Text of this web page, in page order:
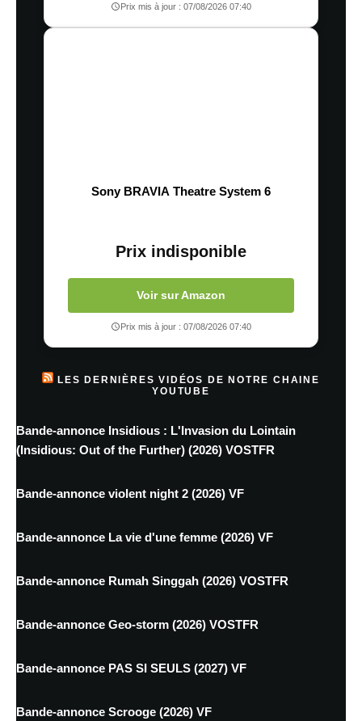
Prix mis à jour : 07/08/2026 07:40
Sony BRAVIA Theatre System 6
Prix indisponible
Voir sur Amazon
Prix mis à jour : 07/08/2026 07:40
LES DERNIÈRES VIDÉOS DE NOTRE CHAINE
YOUTUBE
Bande-annonce Insidious : L'Invasion du Lointain
(Insidious: Out of the Further) (2026) VOSTFR
Bande-annonce violent night 2 (2026) VF
Bande-annonce La vie d'une femme (2026) VF
Bande-annonce Rumah Singgah (2026) VOSTFR
Bande-annonce Geo-storm (2026) VOSTFR
Bande-annonce PAS SI SEULS (2027) VF
Bande-annonce Scrooge (2026) VF